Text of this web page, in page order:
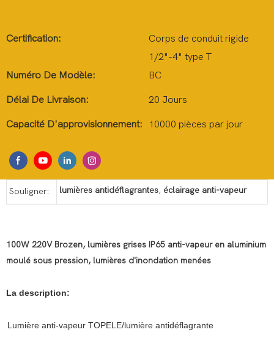
Certification:
Corps de conduit rigide
1/2"-4" type T
Numéro De Modèle:
BC
Délai De Livraison: 20 Jours
Capacité D'approvisionnement: 10000 pièces par jour
Souligner: lumières antidéflagrantes, éclairage anti-vapeur
100W 220V Brozen, lumières grises IP65 anti-vapeur en aluminium
moulé sous pression, lumières d'inondation menées
La description:
Lumière anti-vapeur TOPELE/lumière antidéflagrante